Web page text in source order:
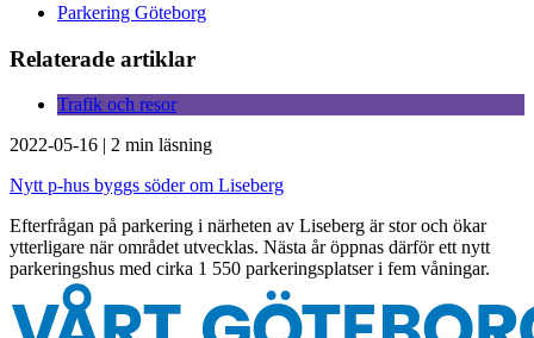
Parkering Göteborg
Relaterade artiklar
Trafik och resor
2022-05-16 | 2 min läsning
Nytt p-hus byggs söder om Liseberg
Efterfrågan på parkering i närheten av Liseberg är stor och ökar
ytterligare när området utvecklas. Nästa år öppnas därför ett nytt
parkeringshus med cirka 1 550 parkeringsplatser i fem våningar.